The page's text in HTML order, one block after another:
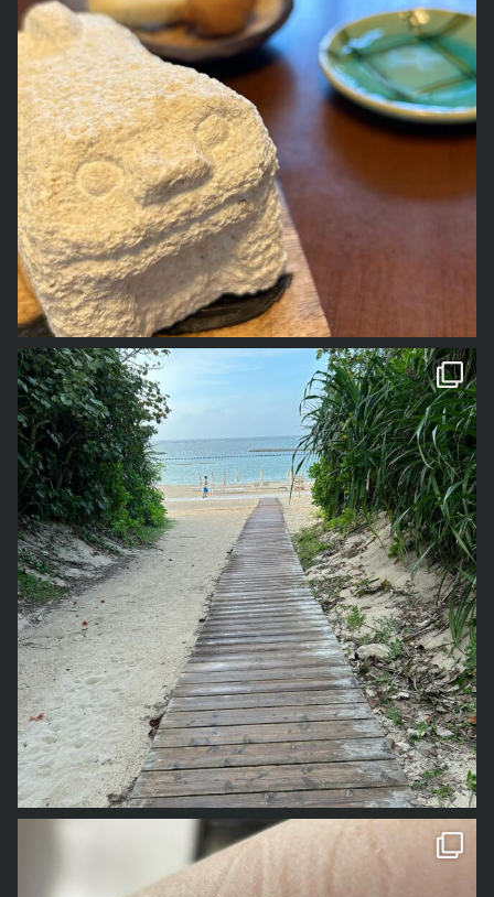
1年前の事なので、若干記憶が曖昧
1年前の事なので、若干記憶が曖昧